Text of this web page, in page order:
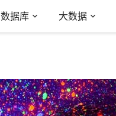
数据库 大数据